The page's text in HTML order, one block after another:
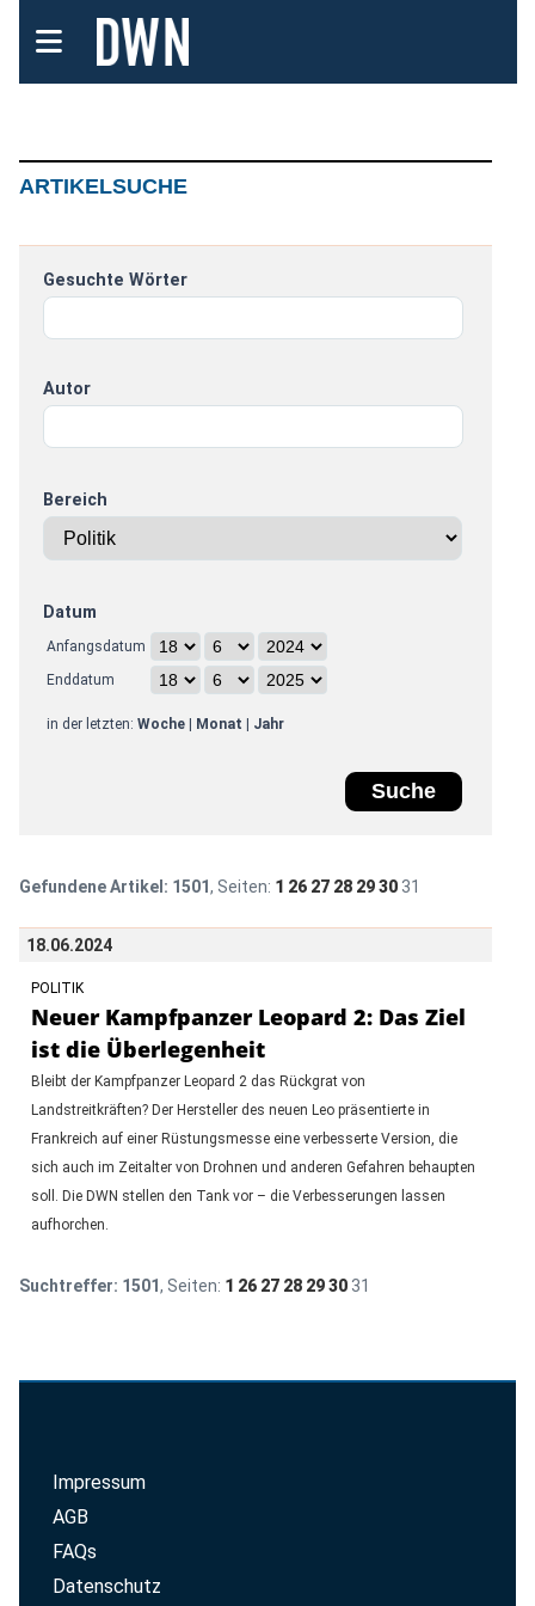
ARTIKELSUCHE
Gesuchte Wörter
Autor
Bereich
Datum
Anfangsdatum
Enddatum
in der letzten: Woche| Monat Jahr
Gefundene Artikel: 1501, Seiten: 1 26 27 28 29 30 31
18.06.2024
POLITIK
Neuer Kampfpanzer Leopard 2: Das Ziel
ist die Überlegenheit
Bleibt der Kampfpanzer Leopard 2 das Rückgrat von
Landstreitkräften? Der Hersteller des neuen Leo präsentierte in
Frankreich auf einer Rüstungsmesse eine verbesserte Version, die
sich auch im Zeitalter von Drohnen und anderen Gefahren behaupten
soll. Die DWN stellen den Tank vor – die Verbesserungen lassen
aufhorchen.
Suchtreffer: 1501, Seiten: 1 26 27 28 29 30 31
Impressum
AGB
FAQs
Datenschutz